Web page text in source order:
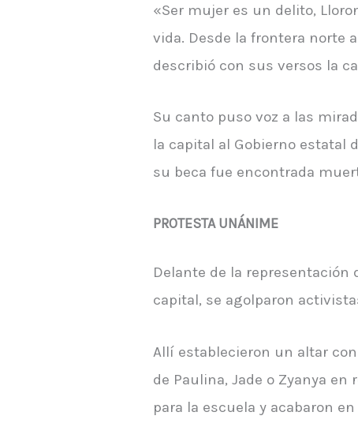
«Ser mujer es un delito,
vida. Desde la frontera norte
describió con sus versos la
Su canto puso voz a las
la capital al Gobierno estatal
su beca fue encontrada
PROTESTA UNÁNIME
Delante de la representación
capital, se agolparon
Allí establecieron un altar
de Paulina, Jade o Zyanya
para la escuela y acabaron